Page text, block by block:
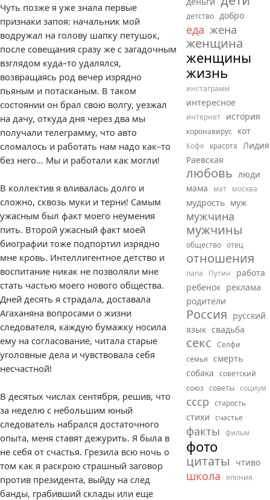
Чуть позже я уже знала первые
признаки запоя: начальник мой
водружал на голову шапку петушок,
после совещания сразу же с загадочным
взглядом куда–то удалялся,
возвращаясь род вечер изрядно
пьяным и потасканым. В таком
состоянии он брал свою волгу, уезжал
на дачу, откуда дня через два мы
получали телеграмму, что авто
сломалось и работать нам надо как–то
без него… Мы и работали как могли!
В коллектив я вливалась долго и
сложно, сквозь муки и терни! Самым
ужасным был факт моего неумения
пить. Второй ужасный факт моей
биографии тоже подпортил изрядно
мне кровь. Интеллигентное детство и
воспитание никак не позволяли мне
стать частью моего нового общества.
Дней десять я страдала, доставала
Агаханяна вопросами о жизни
следователя, каждую бумажку носила
ему на согласование, читала старые
уголовные дела и чувствовала себя
несчастной!
В десятых числах сентября, решив, что
за неделю с небольшим юный
следователь набрался достаточного
опыта, меня ставят дежурить. Я была в
не себя от счастья. Грезила всю ночь о
том как я раскрою страшный заговор
против президента, выйду на след
банды, грабивший склады или еще
детство добро
еда жена
женщина
женщины
жизнь
инстаграмм
интересное
интернет история
коронавирус кот
Кофе красота Лидия
Раевская
любовь люди
мама
мат москва
мудрость муж
мужчина
мужчины
общество отец
отношения
папа Путин
работа
ребенок реклама
родители
Россия русский
язык свадьба
секс Селфи
семья смерть
собака советский
союз советы социум
ссср старость
стихи счастье
факты фильм
фото
цитаты чтиво
школа япония